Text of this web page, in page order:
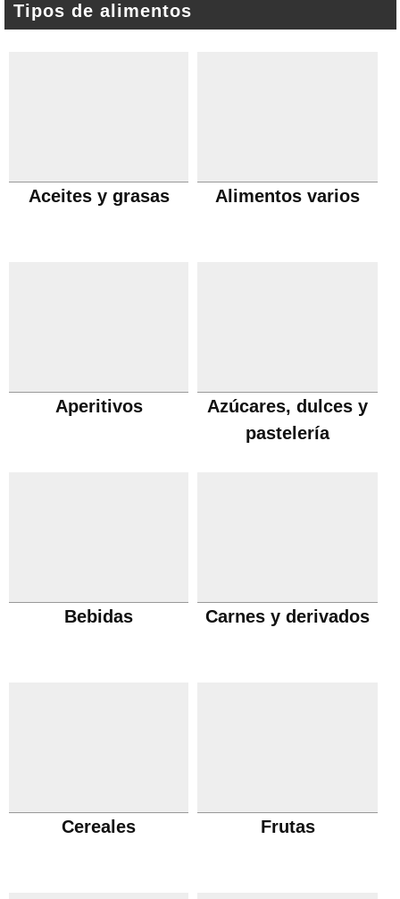
Tipos de alimentos
Aceites y grasas Alimentos varios
Aperitivos
Azúcares, dulces y
pastelería
Bebidas Carnes y derivados
Cereales Frutas